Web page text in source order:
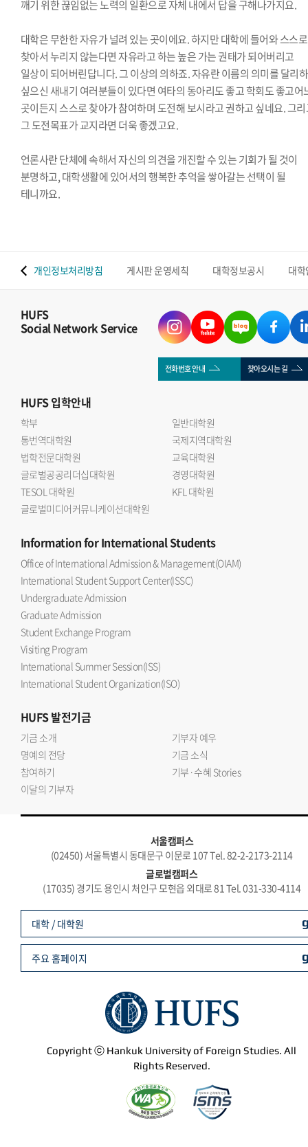
깨기 위한 끊임없는 노력의 일환으로 자체 내에서 답을 구해나가지요.
대학은 무한한 자유가 널려 있는 곳이에요. 하지만 대학에 들어와 스스로
찾아서 누리지 않는다면 자유라고 하는 높은 가는 권태가 되어버리고
일상이 되어버린답니다. 그 이상의 의하죠. 자유란 이름의 의미를 달리
싶으신 새내기 여러분들이 있다면 여타의 동아리도 좋고 학회도 좋고어
곳이든지 스스로 찾아가 참여하며 도전해 보시라고 권하고 싶네요. 그
그 도전목표가 교지라면 더욱 좋겠고요.
언론사란 단체에 속해서 자신의 의견을 개진할 수 있는 기회가 될 것이
분명하고, 대학생활에 있어서의 행복한 추억을 쌓아갈는 선택이 될
테니까요.
개인정보처리방침 게시판 운영세칙 대학정보공시 대
HUFS
Social Network Service
전화번호 안내 찾아오시는 길
HUFS입학안내
학부
일반대학원
통번역대학원
국제지역대학원
법학전문대학원
교육대학원
글로벌공공리더십대학원
경영대학원
TESOL 대학원
KFL 대학원
글로벌미디어커뮤니케이션대학원
Informationfor International Students
Office of International Admission & Management(OIAM)
International Student Support Center(ISSC)
Undergraduate Admission
Graduate Admission
Student Exchange Program
Visiting Program
International Summer Session(ISS)
International Student Organization(ISO)
HUFS발전기금
기금 소개
기부자 예우
명예의 전당
기금 소식
참여하기
기부·수혜 Stories
이달의 기부자
서울캠퍼스
(02450) 서울특별시 동대문구 이문로 107 Tel. 82-2-2173-2114
글로벌캠퍼스
(17035) 경기도 용인시 처인구 모현읍 외대로 81 Tel. 031-330-4114
Copyright ⓒ Hankuk University of Foreign Studies. All
Rights Reserved.
대학 / 대학원
주요 홈페이지